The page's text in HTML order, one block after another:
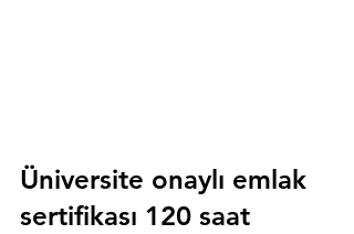
Üniversite onaylı emlak
sertifikası 120 saat